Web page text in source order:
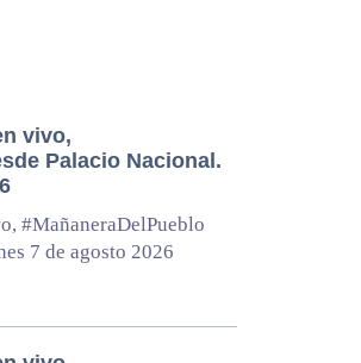
vivo,
Palacio Nacional.
#MañaneraDelPueblo
7 de agosto 2026